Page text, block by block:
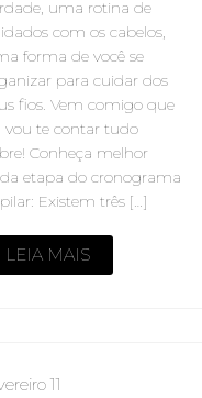
uma rotina de
com os cabelos,
forma de você se
para cuidar dos
fios. Vem comigo que
vou te contar tudo
Conheça melhor
etapa do cronograma
Existem três […]
LEIA MAIS
11